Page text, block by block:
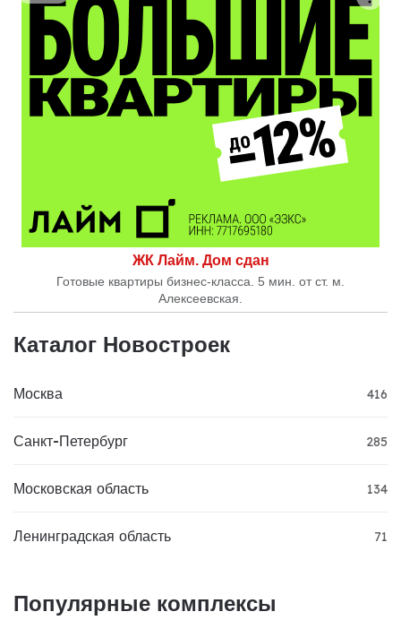
ЖК Лайм. Дом сдан
Готовые квартиры бизнес-класса. 5 мин. от ст. м.
Алексеевская.
Каталог Новостроек
Москва 416
Санкт-Петербург 285
Московская область 134
Ленинградская область 71
Популярные комплексы